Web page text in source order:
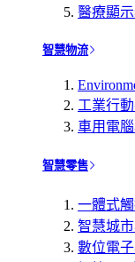
醫療顯
智慧物流
工業行
車用電
智慧零售
一體式
智慧城
數位電